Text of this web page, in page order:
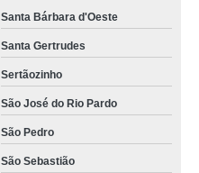
Santa Bárbara d'Oeste
Santa Gertrudes
Sertãozinho
São José do Rio Pardo
São Pedro
São Sebastião